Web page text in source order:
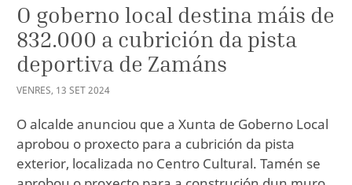
O goberno local destina máis de
832.000 a cubrición da pista
deportiva de Zamáns
VENRES, 13 SET2024
O alcalde anunciou que a Xunta de Goberno Local
aprobou o proxecto para a cubrición da pista
exterior, localizada no Centro Cultural. Tamén se